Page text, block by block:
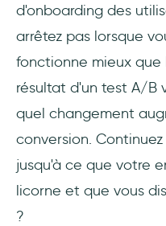
d'onboarding des
arrêtez pas lorsque
fonctionne mieux
résultat d'un test A/B
quel changement
conversion.
jusqu'à ce que votre
licorne et que vous
?